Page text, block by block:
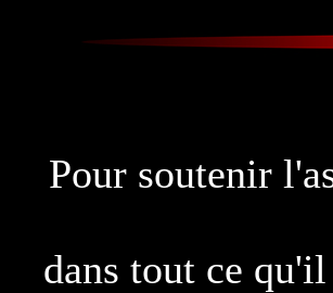
Pour soutenir
dans tout ce